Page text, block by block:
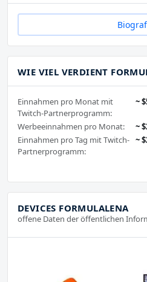
WIE VIEL VERDIENT
Einnahmen pro Monat mit
Twitch-Partnerprogramm:
~
Werbeeinnahmen pro Monat:
~
Einnahmen pro Tag mit Twitch-
Partnerprogramm:
~
DEVICES FORMULALENA
offene Daten der öffentlichen